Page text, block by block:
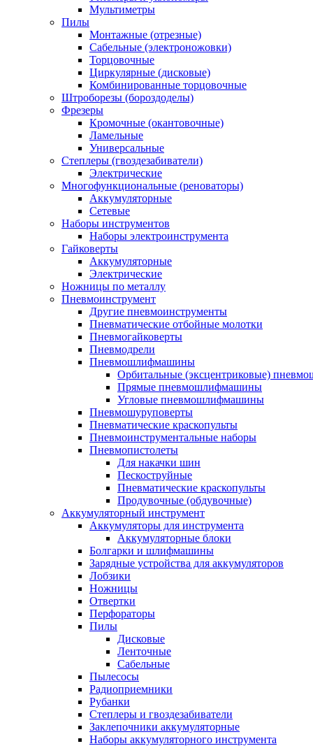
Мультиметры
Пилы
Монтажные (отрезные)
Сабельные (электроножовки)
Торцовочные
Циркулярные (дисковые)
Комбинированные торцовочные
Штроборезы (бороздоделы)
Фрезеры
Кромочные (окантовочные)
Ламельные
Универсальные
Степлеры (гвоздезабиватели)
Электрические
Многофункциональные (реноваторы)
Аккумуляторные
Сетевые
Наборы инструментов
Наборы электроинструмента
Гайковерты
Аккумуляторные
Электрические
Ножницы по металлу
Пневмоинструмент
Другие пневмоинструменты
Пневматические отбойные молотки
Пневмогайковерты
Пневмодрели
Пневмошлифмашины
Орбитальные (эксцентриковые)
Прямые пневмошлифмашины
Угловые пневмошлифмашины
Пневмошуруповерты
Пневматические краскопульты
Пневмоинструментальные наборы
Пневмопистолеты
Для накачки шин
Пескоструйные
Пневматические краскопульты
Продувочные (обдувочные)
Аккумуляторный инструмент
Аккумуляторы для инструмента
Аккумуляторные блоки
Болгарки и шлифмашины
Зарядные устройства для аккумуляторов
Лобзики
Ножницы
Отвертки
Перфораторы
Пилы
Дисковые
Ленточные
Сабельные
Пылесосы
Радиоприемники
Рубанки
Степлеры и гвоздезабиватели
Заклепочники аккумуляторные
Наборы аккумуляторного инструмента